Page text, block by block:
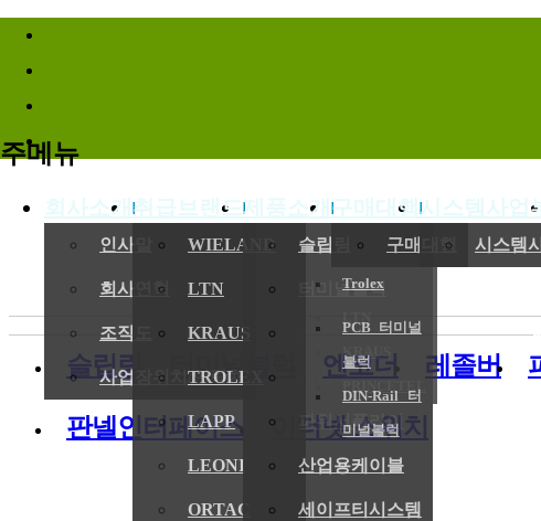
바로가기메뉴
주메뉴
회사소개
인사말
회사연혁
조직도
사업장위치/연락처
취급브랜드
WIELAND
LTN
KRAUS
TROLEX
LAPP
LEONI
ORTAC
제품소개
슬립링
Trolex
KRAUS
PRINCETEL
터미널블럭
PCB 터미널
블럭
DIN-Rail 터
미널블럭
엔코더
레졸버
파워서플라이
산업용케이블
세이프티시스템
구매대행
구매대행
시스템사업부
시스템
슬립링 터미널블럭 엔코더 레졸버
판넬인터페이스 이더넷 스위치